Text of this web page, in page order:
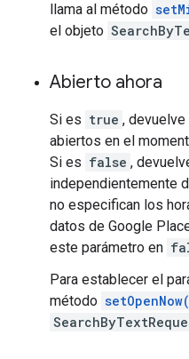
llama al método
el objeto
Abierto ahora
Si es true ,
abiertos en el
Si es false ,
independientemente
no especifican los
datos de Google
este parámetro en
Para establecer el
método